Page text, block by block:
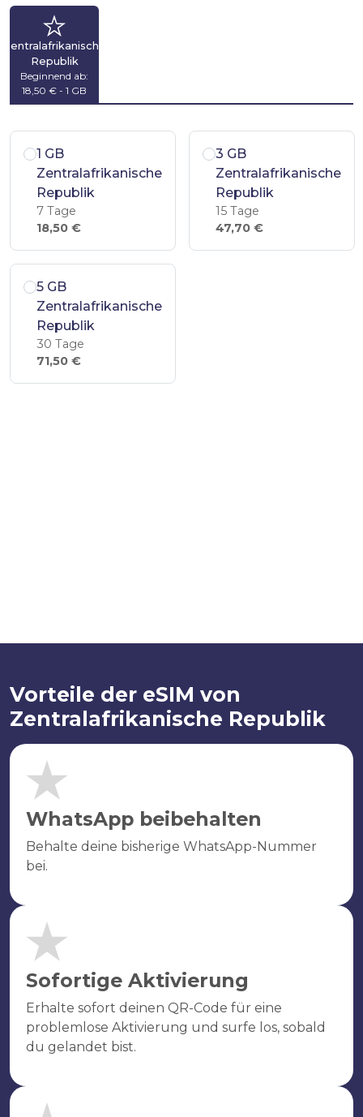
Zentralafrikanische
Republik
Beginnend ab:
18,50 € - 1 GB
1 GB
Zentralafrikanische
Republik
7 Tage
18,50 €
3 GB
Zentralafrikanische
Republik
15 Tage
47,70 €
5 GB
Zentralafrikanische
Republik
30 Tage
71,50 €
Vorteile der eSIM von
Zentralafrikanische Republik
WhatsApp beibehalten
Behalte deine bisherige WhatsApp-Nummer
bei.
Sofortige Aktivierung
Erhalte sofort deinen QR-Code für eine
problemlose Aktivierung und surfe los, sobald
du gelandet bist.